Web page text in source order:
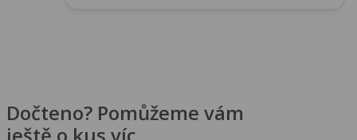
Dočteno? Pomůžeme vám
ještě o kus víc.